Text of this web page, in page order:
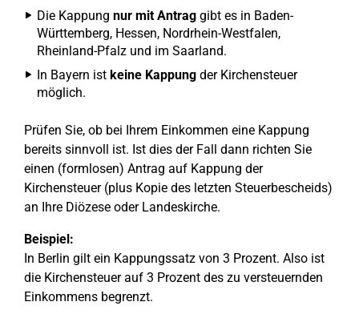
Die Kappung nur mit Antrag gibt es in Baden-
Württemberg, Hessen, Nordrhein-Westfalen,
Rheinland-Pfalz und im Saarland.
In Bayern ist keine Kappung der Kirchensteuer
möglich.
Prüfen Sie, ob bei Ihrem Einkommen eine Kappung
bereits sinnvoll ist. Ist dies der Fall dann richten Sie
einen (formlosen) Antrag auf Kappung der
Kirchensteuer (plus Kopie des letzten Steuerbescheids)
an Ihre Diözese oder Landeskirche.
Beispiel:
In Berlin gilt ein Kappungssatz von 3 Prozent. Also ist
die Kirchensteuer auf 3 Prozent des zu versteuernden
Einkommens begrenzt.